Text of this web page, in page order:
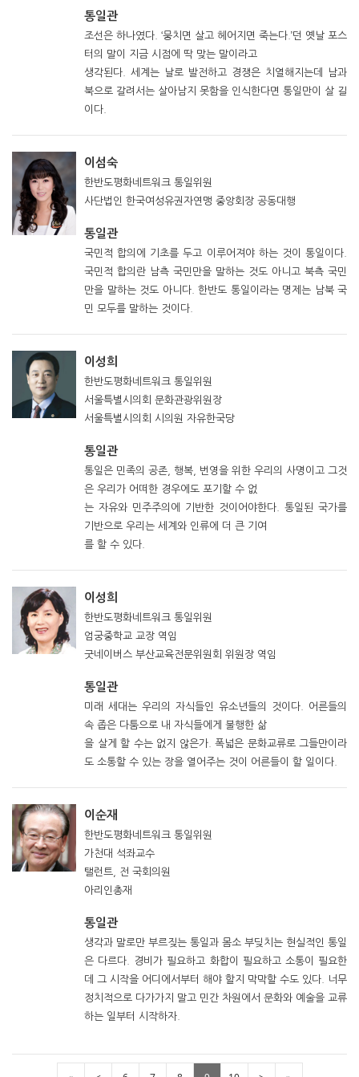
통일관
조선은 하나였다. ‘뭉치면 살고 헤어지면 죽는다.’던 옛날 포스
터의 말이 지금 시점에 딱 맞는 말이라고
생각된다. 세계는 날로 발전하고 경쟁은 치열해지는데 남과
북으로 갈려서는 살아남지 못함을 인식한다면 통일만이 살 길
이다.
이섬숙
한반도평화네트워크 통일위원
사단법인 한국여성유권자연맹 중앙회장 공동대행
통일관
국민적 합의에 기초를 두고 이루어져야 하는 것이 통일이다.
국민적 합의란 남측 국민만을 말하는 것도 아니고 북측 국민
만을 말하는 것도 아니다. 한반도 통일이라는 명제는 남북 국
민 모두를 말하는 것이다.
이성희
한반도평화네트워크 통일위원
서울특별시의회 문화관광위원장
서울특별시의회 시의원 자유한국당
통일관
통일은 민족의 공존, 행복, 번영을 위한 우리의 사명이고 그것
은 우리가 어떠한 경우에도 포기할 수 없
는 자유와 민주주의에 기반한 것이어야한다. 통일된 국가를
기반으로 우리는 세계와 인류에 더 큰 기여
를 할 수 있다.
이성희
한반도평화네트워크 통일위원
엄궁중학교 교장 역임
굿네이버스 부산교육전문위원회 위원장 역임
통일관
미래 세대는 우리의 자식들인 유소년들의 것이다. 어른들의
속 좁은 다툼으로 내 자식들에게 불행한 삶
을 살게 할 수는 없지 않은가. 폭넓은 문화교류로 그들만이라
도 소통할 수 있는 장을 열어주는 것이 어른들이 할 일이다.
이순재
한반도평화네트워크 통일위원
가천대 석좌교수
탤런트, 전 국회의원
아리인총재
통일관
생각과 말로만 부르짖는 통일과 몸소 부딪치는 현실적인 통일
은 다르다. 경비가 필요하고 화합이 필요하고 소통이 필요한
데 그 시작을 어디에서부터 해야 할지 막막할 수도 있다. 너무
정치적으로 다가가지 말고 민간 차원에서 문화와 예술을 교류
하는 일부터 시작하자.